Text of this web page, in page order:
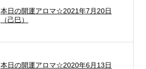
本日の開運アロマ☆2021年7月20日
（己巳）
本日の開運アロマ☆2020年6月13日